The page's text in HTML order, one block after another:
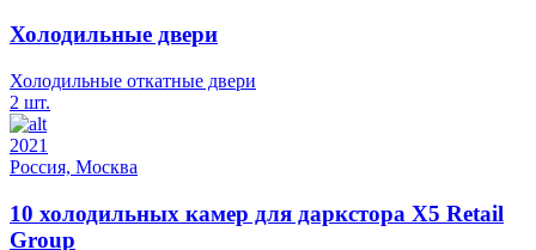
Холодильные двери
Холодильные откатные двери
2 шт.
2021
Россия, Москва
10 холодильных камер для даркстора X5 Retail
Group